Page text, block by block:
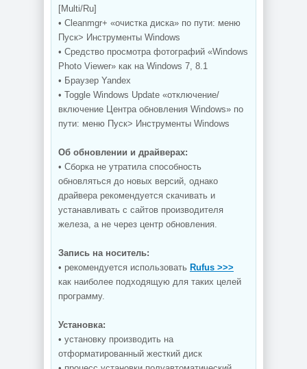
[Multi/Ru]
• Cleanmgr+ «очистка диска» по пути: меню
Пуск> Инструменты Windows
• Средство просмотра фотографий «Windows
Photo Viewer» как на Windows 7, 8.1
• Браузер Yandex
• Toggle Windows Update «отключение/
включение Центрa обновления Windows» по
пути: меню Пуск> Инструменты Windows
Об обновлении и драйверах:
• Сборка не утратила способность
обновляться до новых версий, однако
драйвера рекомендуется скачивать и
устанавливать с сайтов производителя
железа, а не через центр обновления.
Запись на носитель:
• рекомендуется использовать Rufus >>>
как наиболее подходящую для таких целей
программу.
Установка:
• установку производить на
отформатированный жесткий диск